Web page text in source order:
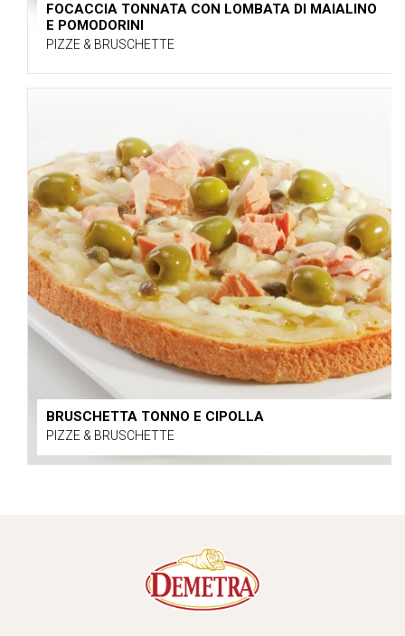
FOCACCIA TONNATA CON LOMBATA DI MAIALINO
E POMODORINI
PIZZE & BRUSCHETTE
BRUSCHETTA TONNO E CIPOLLA
PIZZE & BRUSCHETTE